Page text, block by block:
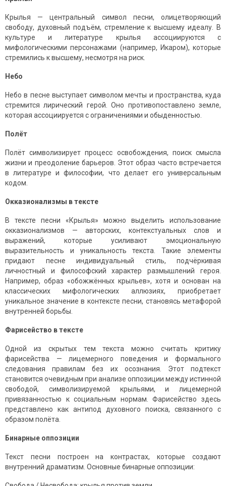
Крылья — центральный символ песни, олицетворяющий
свободу, духовный подъём, стремление к высшему идеалу. В
культуре и литературе крылья ассоциируются с
мифологическими персонажами (например, Икаром), которые
стремились к высшему, несмотря на риск.
Небо
Небо в песне выступает символом мечты и пространства, куда
стремится лирический герой. Оно противопоставлено земле,
которая ассоциируется с ограничениями и обыденностью.
Полёт
Полёт символизирует процесс освобождения, поиск смысла
жизни и преодоление барьеров. Этот образ часто встречается
в литературе и философии, что делает его универсальным
кодом.
Окказионализмы в тексте
В тексте песни «Крылья» можно выделить использование
окказионализмов — авторских, контекстуальных слов и
выражений, которые усиливают эмоциональную
выразительность и уникальность текста. Такие элементы
придают песне индивидуальный стиль, подчёркивая
личностный и философский характер размышлений героя.
Например, образ «обожжённых крыльев», хотя и основан на
классических мифологических аллюзиях, приобретает
уникальное значение в контексте песни, становясь метафорой
внутренней борьбы.
Фарисейство в тексте
Одной из скрытых тем текста можно считать критику
фарисейства — лицемерного поведения и формального
следования правилам без их осознания. Этот подтекст
становится очевидным при анализе оппозиции между истинной
свободой, символизируемой крыльями, и лицемерной
привязанностью к социальным нормам. Фарисейство здесь
представлено как антипод духовного поиска, связанного с
образом полёта.
Бинарные оппозиции
Текст песни построен на контрастах, которые создают
внутренний драматизм. Основные бинарные оппозиции: